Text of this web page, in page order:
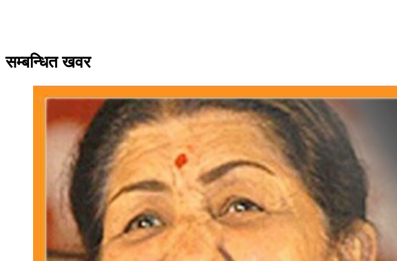
सम्बन्धित खवर